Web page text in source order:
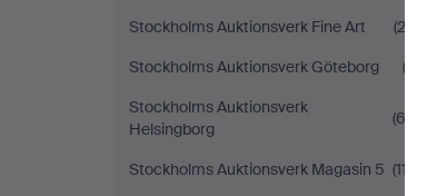
Stockholms Auktionsverk Fine Art
(23)
Stockholms Auktionsverk Göteborg
(3)
Stockholms Auktionsverk
Helsingborg
(63)
Stockholms Auktionsverk Magasin 5 (117)